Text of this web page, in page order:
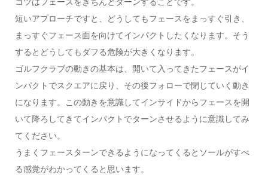
短いアプローチですと、どうしてもフェースをまっすぐ引き、
まっすぐフェース面を向けてインパクトしたくなります。そう
するとどうしてもダフる危険が大きくなります。
ゴルフクラブの動きの基本は、開いて入ってきたフェースがイ
ンパクトでスクエアに戻り、その後フォローで閉じていく動き
になります。この動きを意識してインサイドからフェースを開
いて降ろしてきてインパクトでターンさせるように意識してみ
てください。
うまくフェースターンできるようになってくるとソールがすべ
る感覚がわかってくると思います。